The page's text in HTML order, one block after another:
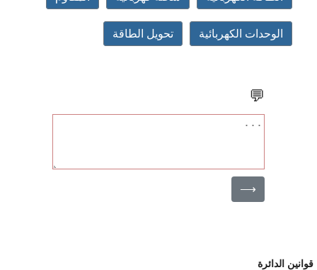
الوحدات الكهربائية تحويل الطاقة
💬
⟶
الدائرة